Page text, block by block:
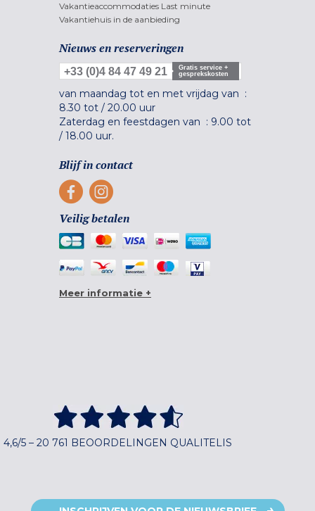
Vakantieaccommodaties Last minute
Vakantiehuis in de aanbieding
Nieuws en reserveringen
+33 (0)4 84 47 49 21
Gratis service +
gesprekskosten
van maandag tot en met vrijdag van :
8.30 tot / 20.00 uur
Zaterdag en feestdagen van : 9.00 tot
/ 18.00 uur.
Blijf in contact
Veilig betalen
Meer informatie +
4,6/5 – 20 761 BEOORDELINGEN QUALITELIS